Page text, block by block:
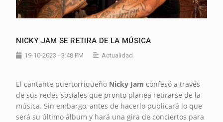
NICKY JAM SE RETIRA DE LA MÚSICA
19-10-2023 - 3:48 PM Actualidad
El cantante puertorriqueño Nicky Jam confesó a través
de sus redes sociales que pronto planea retirarse de la
música. Sin embargo, antes de hacerlo publicará lo que
será su último álbum y hará una gira de conciertos para